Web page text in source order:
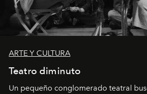
ARTE Y CULTURA
Teatro diminuto
Un pequeño conglomerado teatral